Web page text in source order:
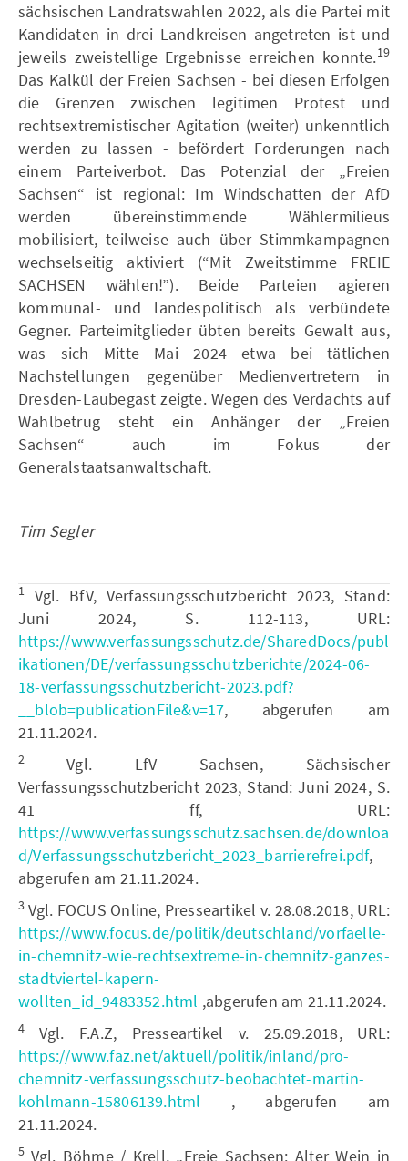
sächsischen Landratswahlen 2022, als die Partei mit
Kandidaten in drei Landkreisen angetreten ist und
jeweils zweistellige Ergebnisse erreichen konnte.19
Das Kalkül der Freien Sachsen - bei diesen Erfolgen
die Grenzen zwischen legitimen Protest und
rechtsextremistischer Agitation (weiter) unkenntlich
werden zu lassen - befördert Forderungen nach
einem Parteiverbot. Das Potenzial der „Freien
Sachsen“ ist regional: Im Windschatten der AfD
werden übereinstimmende Wählermilieus
mobilisiert, teilweise auch über Stimmkampagnen
wechselseitig aktiviert (“Mit Zweitstimme FREIE
SACHSEN wählen!”). Beide Parteien agieren
kommunal- und landespolitisch als verbündete
Gegner. Parteimitglieder übten bereits Gewalt aus,
was sich Mitte Mai 2024 etwa bei tätlichen
Nachstellungen gegenüber Medienvertretern in
Dresden-Laubegast zeigte. Wegen des Verdachts auf
Wahlbetrug steht ein Anhänger der „Freien
Sachsen“ auch im Fokus der
Generalstaatsanwaltschaft.
Tim Segler
1
Vgl. BfV, Verfassungsschutzbericht 2023, Stand:
Juni 2024, S. 112-113, URL:
https://www.verfassungsschutz.de/SharedDocs/publ
ikationen/DE/verfassungsschutzberichte/2024-06-
18-verfassungsschutzbericht-2023.pdf?
__blob=publicationFile&v=17, abgerufen am
21.11.2024.
2Vgl. LfV Sachsen, Sächsischer
Verfassungsschutzbericht 2023, Stand: Juni 2024, S.
41 ff, URL:
https://www.verfassungsschutz.sachsen.de/downloa
d/Verfassungsschutzbericht_2023_barrierefrei.pdf,
abgerufen am 21.11.2024.
3 Vgl. FOCUS Online, Presseartikel v. 28.08.2018, URL:
https://www.focus.de/politik/deutschland/vorfaelle-
in-chemnitz-wie-rechtsextreme-in-chemnitz-ganzes-
stadtviertel-kapern-
wollten_id_9483352.html ,abgerufen am 21.11.2024.
4 Vgl. F.A.Z, Presseartikel v. 25.09.2018, URL:
https://www.faz.net/aktuell/politik/inland/pro-
chemnitz-verfassungsschutz-beobachtet-martin-
kohlmann-15806139.html , abgerufen am
21.11.2024.
5 Vgl. Böhme / Krell, „Freie Sachsen: Alter Wein in